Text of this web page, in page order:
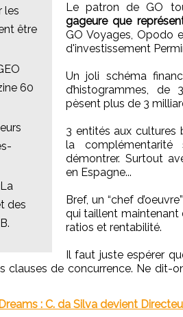
les
être
60
des
Le patron de GO
gageure que
GO Voyages, Opodo
d'investissement
Un joli schéma
d’histogrammes,
pèsent plus de 3
3 entités aux cultures
la
démontrer. Surtout
en Espagne...
Bref, un “chef
qui taillent maintenant
ratios et rentabilité.
Il faut juste espérer
clauses de concurrence. Ne dit-
: C. da Silva devient